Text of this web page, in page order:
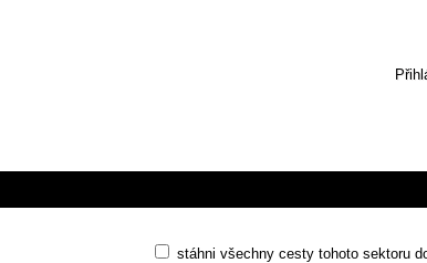
stáhni všechny cesty tohoto sektoru